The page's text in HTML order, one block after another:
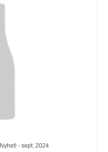
Nyhet! - sept. 2024